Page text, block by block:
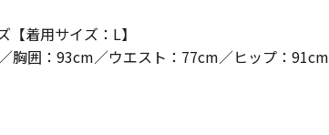
着用サイズ：L】
胸囲：93cm／ウエスト：77cm／ヒップ：91cm